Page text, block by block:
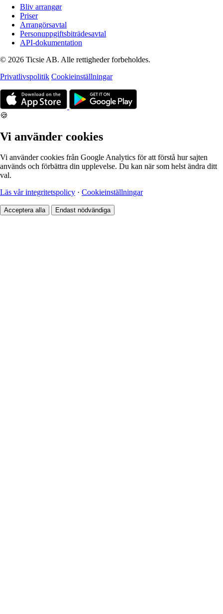
Bliv arrangør
Priser
Arrangörsavtal
Personuppgiftsbiträdesavtal
API-dokumentation
© 2026 Ticsie AB. Alle rettigheder forbeholdes.
Privatlivspolitik Cookieinställningar
🍪
Vi använder cookies
Vi använder cookies från Google Analytics för att förstå hur sajten
används och förbättra din upplevelse. Du kan när som helst ändra ditt
val.
Läs vår integritetspolicy · Cookieinställningar
Acceptera alla Endast nödvändiga